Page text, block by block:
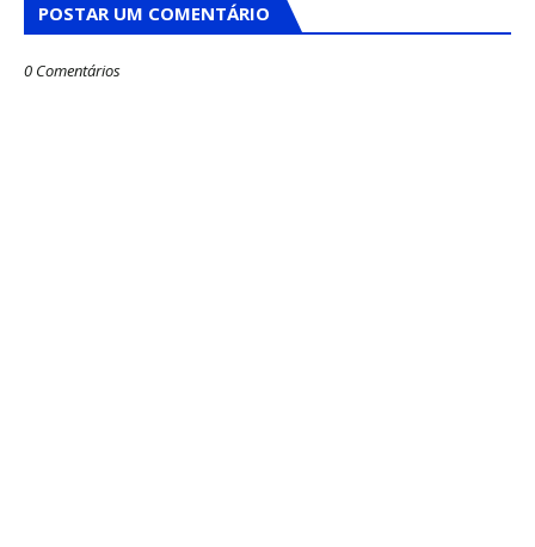
POSTAR UM COMENTÁRIO
0 Comentários